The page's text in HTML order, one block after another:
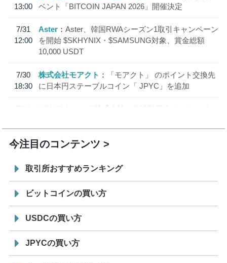
13:00
ベント「BITCOIN JAPAN 2026」開催決定
7/31
12:00
Aster
Aster、韓国RWAシーズン1取引キャンペーン
を開始 $SKHYNIX・$SAMSUNG対象、賞金総額
10,000 USDT
7/30
18:30
株式会社モアクト
「モアクト」 のポイント交換先
に日本円ステーブルコイン「 JPYC」を追加
7/29
SBI VCトレード株式会社
信託型円建てステーブル
今注目のコンテンツ
取引所おすすめランキング
ビットコインの買い方
USDCの買い方
JPYCの買い方